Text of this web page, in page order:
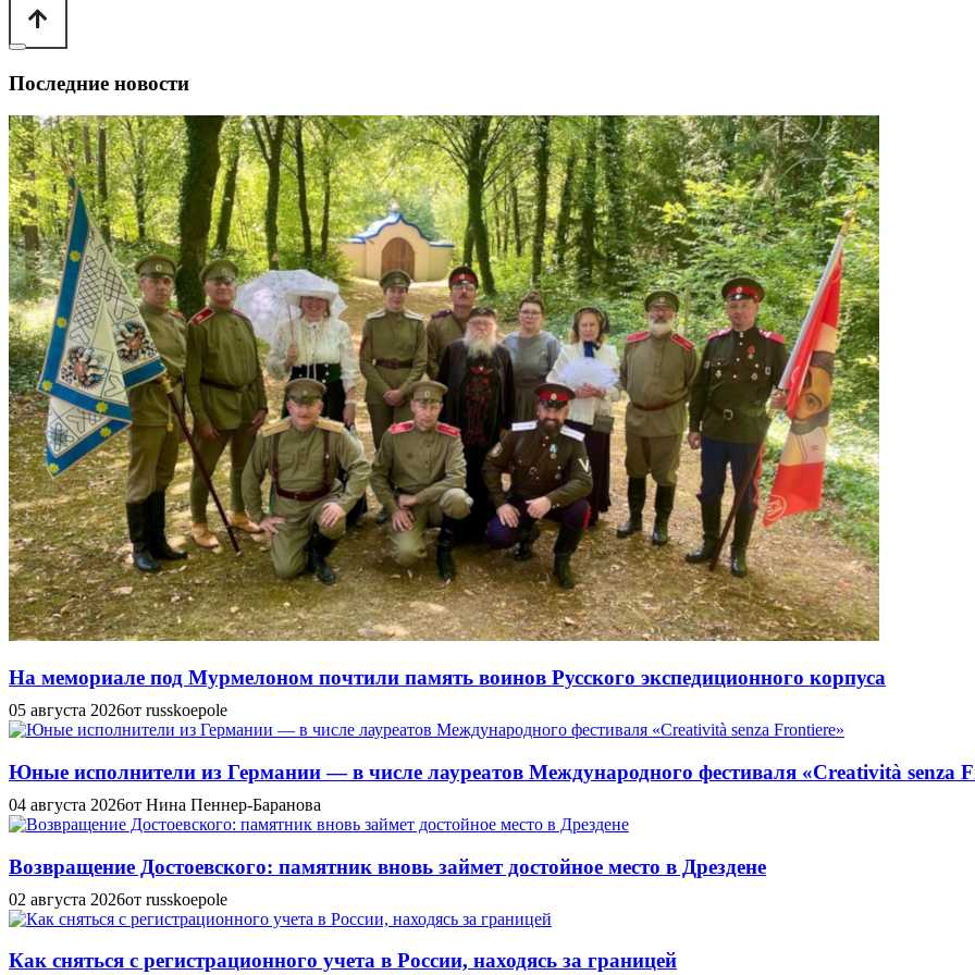
Последние новости
На мемориале под Мурмелоном почтили память воинов Русского экспедиционного корпуса
05 августа 2026от russkoepole
Юные исполнители из Германии — в числе лауреатов Международного фестиваля «Creatività senza
04 августа 2026от Нина Пеннер-Баранова
Возвращение Достоевского: памятник вновь займет достойное место в Дрездене
02 августа 2026от russkoepole
Как сняться с регистрационного учета в России, находясь за границей